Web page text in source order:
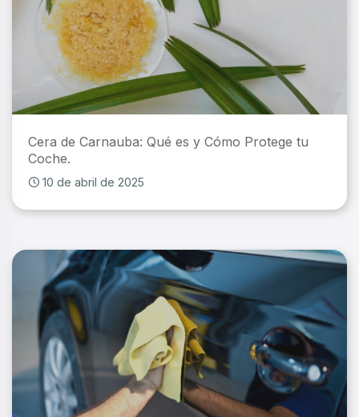
Cera de Carnauba: Qué es y Cómo Protege tu
Coche.
10 de abril de 2025